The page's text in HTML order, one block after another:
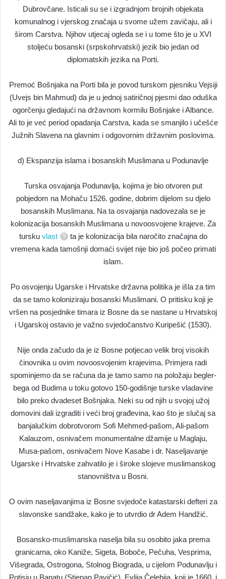
Dubrovčane. Isticali su se i izgradnjom brojnih objekata
komunalnog i vjerskog značaja u svome užem zavičaju, ali i
širom Carstva. Njihov utjecaj ogleda se i u tome što je u XVI
stoljeću bosanski (srpskohrvatski) jezik bio jedan od
diplomatskih jezika na Porti.
Premoć Bošnjaka na Porti bila je povod turskom pjesniku Vejsiji
(Uvejs bin Mahmud) da je u jednoj satiričnoj pjesmi dao oduška
ogorčenju gledajući na državnom kormilu Bošnjake i Albance.
Ali to je već period opadanja Carstva, kada se smanjilo i učešće
Južnih Slavena na glavnim i odgovornim državnim poslovima.
d) Ekspanzija islama i bosanskih Muslimana u Podunavlje
Turska osvajanja Podunavlja, kojima je bio otvoren put
pobjedom na Mohaču 1526. godine, dobrim dijelom su djelo
bosanskih Muslimana. Na ta osvajanja nadovezala se je
kolonizacija bosanskih Muslimana u novoosvojene krajeve. Za
tursku vlast
ta je kolonizacija bila naročito značajna do
vremena kada tamošnji domaći svijet nije bio još počeo primati
islam.
Po osvojenju Ugarske i Hrvatske državna politika je išla za tim
da se tamo koloniziraju bosanski Muslimani. O pritisku koji je
vršen na posjednike timara iz Bosne da se nastane u Hrvatskoj
i Ugarskoj ostavio je važno svjedočanstvo Kuripešić (1530).
Nije onda začudo da je iz Bosne potjecao velik broj visokih
činovnika u ovim novoosvojenim krajevima. Primjera radi
spominjemo da se računa da je tamo samo na položaju begler-
bega od Budima u toku gotovo 150-godišnje turske vladavine
bilo preko dvadeset Bošnjaka. Neki su od njih u svojoj užoj
domovini dali izgraditi i veći broj građevina, kao što je slučaj sa
banjalučkim dobrotvorom Sofi Mehmed-pašom, Ali-pašom
Kalauzom, osnivačem monumentalne džamije u Maglaju,
Musa-pašom, osnivačem Nove Kasabe i dr. Naseljavanje
Ugarske i Hrvatske zahvatilo je i široke slojeve muslimanskog
stanovništva u Bosni.
O ovim naseljavanjima iz Bosne svjedoče katastarski defteri za
slavonske sandžake, kako je to utvrdio dr Adem Handžić.
Bosansko-muslimanska naselja bila su osobito jaka prema
granicarna, oko Kaniže, Sigeta, Boboče, Pečuha, Vesprima,
Višegrada, Ostrogona, Stolnog Biograda, u cijelom Podunavlju i
Potisju u Banatu (Stjepan Pavičić). Evlija Čelebija, koji je 1660. i